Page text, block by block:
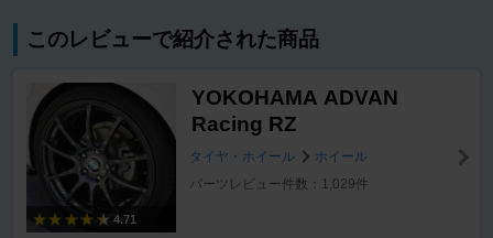
このレビューで紹介された商品
4.71
YOKOHAMA ADVAN
Racing RZ
タイヤ・ホイール
ホイール
パーツレビュー件数：1,029件